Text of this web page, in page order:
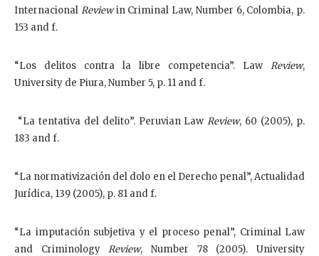
Internacional Reviewin Criminal Law, Number 6, Colombia, p.
153 and f.
“Los delitos contra la libre competencia”. Law Review,
University de Piura, Number 5, p. 11 and f.
“La tentativa del delito”. Peruvian LawReview, 60 (2005), p.
183 and f.
“La normativización del dolo en el Derecho penal”, Actualidad
Jurídica, 139 (2005), p. 81 and f.
“La imputación subjetiva y el proceso penal”, Criminal Law
and CriminologyReview, Number 78 (2005). University